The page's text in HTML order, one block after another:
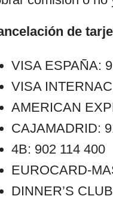
de
VISA ESPAÑA:
VISA
AMERICAN
CAJAMADRID:
4B: 902 114 400
EUROCARD-
DINNER’S